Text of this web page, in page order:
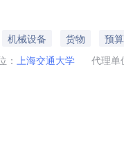
机械设备 货物
预
： 上海交通大学
代理单